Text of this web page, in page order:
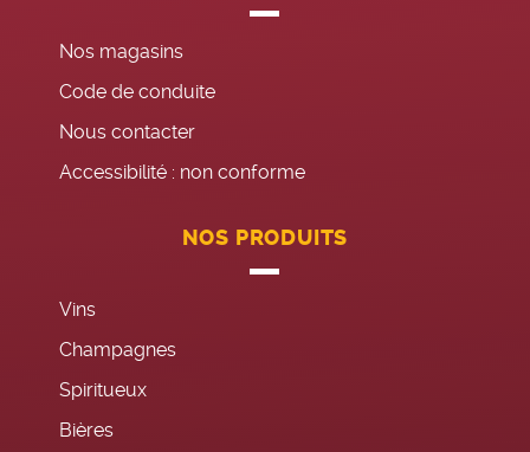
Nos magasins
Code de conduite
Nous contacter
Accessibilité : non conforme
NOS PRODUITS
Vins
Champagnes
Spiritueux
Bières